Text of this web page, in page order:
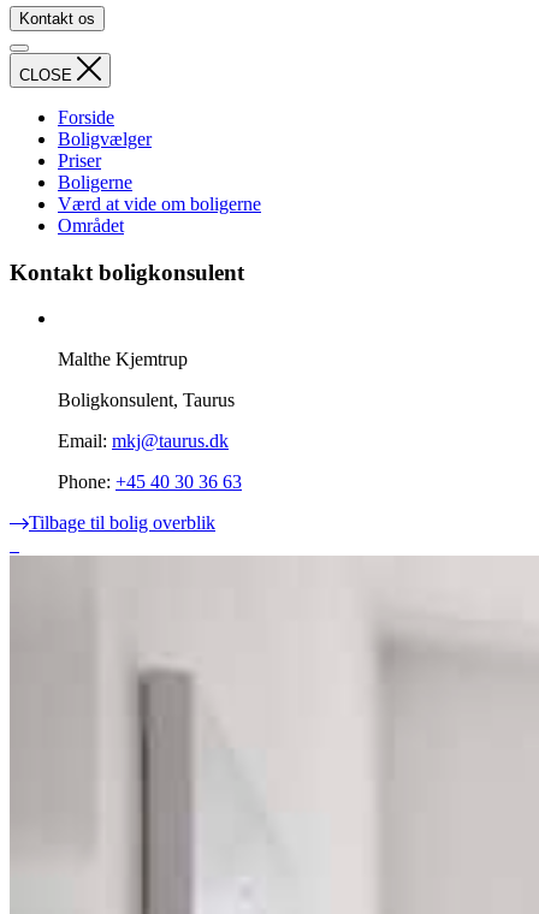
Kontakt os
CLOSE
Forside
Boligvælger
Priser
Boligerne
Værd at vide om boligerne
Området
Kontakt boligkonsulent
Malthe Kjemtrup
Boligkonsulent, Taurus
Email: mkj@taurus.dk
Phone: +45 40 30 36 63
Tilbage til bolig overblik